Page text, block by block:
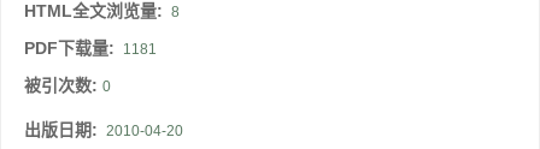
HTML全文浏览量: 8
PDF下载量: 1181
被引次数: 0
出版日期: 2010-04-20